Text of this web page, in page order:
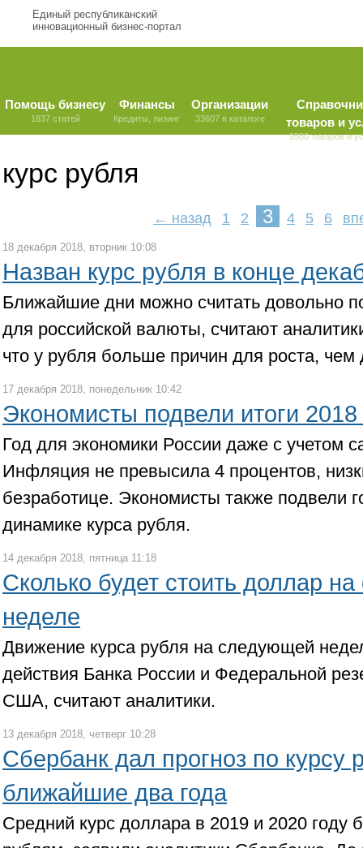
Единый республиканский
инновационный бизнес-портал
Помощь бизнесу
1837 статей
Финансы
Кредиты, лизинг
Организации
33607 в каталоге
товаров и
9580 товаров и
курс рубля
← назад 1 2 3 4 5 6
18 декабря 2018, вторник 10:08
Назван курс рубля в конце
Ближайшие дни можно считать довольно
для российской валюты, считают
что у рубля больше причин для роста,
17 декабря 2018, понедельник 10:42
Экономисты подвели итоги 2018
Год для экономики России даже с учетом
Инфляция не превысила 4 процентов,
безработице. Экономисты также подвели
динамике курса рубля.
14 декабря 2018, пятница 11:18
Сколько будет стоить доллар
неделе
Движение курса рубля на следующей
действия Банка России и Федеральной
США, считают аналитики.
13 декабря 2018, четверг 10:28
Сбербанк дал прогноз по курсу
ближайшие два года
Средний курс доллара в 2019 и 2020 году